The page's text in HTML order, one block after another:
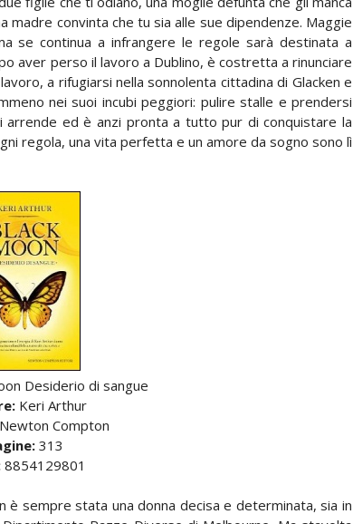
convinta che tu sia alle sue dipendenze. Maggie
se continua a infrangere le regole sarà destinata a
aver perso il lavoro a Dublino, è costretta a rinunciare
a rifugiarsi nella sonnolenta cittadina di Glacken e
nei suoi incubi peggiori: pulire stalle e prendersi
arrende ed è anzi pronta a tutto pur di conquistare la
regola, una vita perfetta e un amore da sogno sono lì
Desiderio di sangue
Keri Arthur
Compton
313
8854129801
è sempre stata una donna decisa e determinata, sia in